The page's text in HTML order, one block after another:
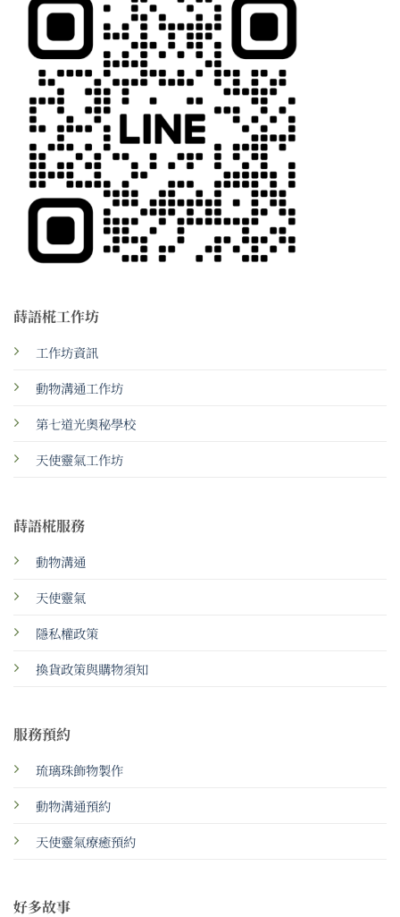
蒔語椛工作坊
工作坊資訊
動物溝通工作坊
第七道光奧秘學校
天使靈氣工作坊
蒔語椛服務
動物溝通
天使靈氣
隱私權政策
換貨政策與購物須知
服務預約
琉璃珠飾物製作
動物溝通預約
天使靈氣療癒預約
好多故事